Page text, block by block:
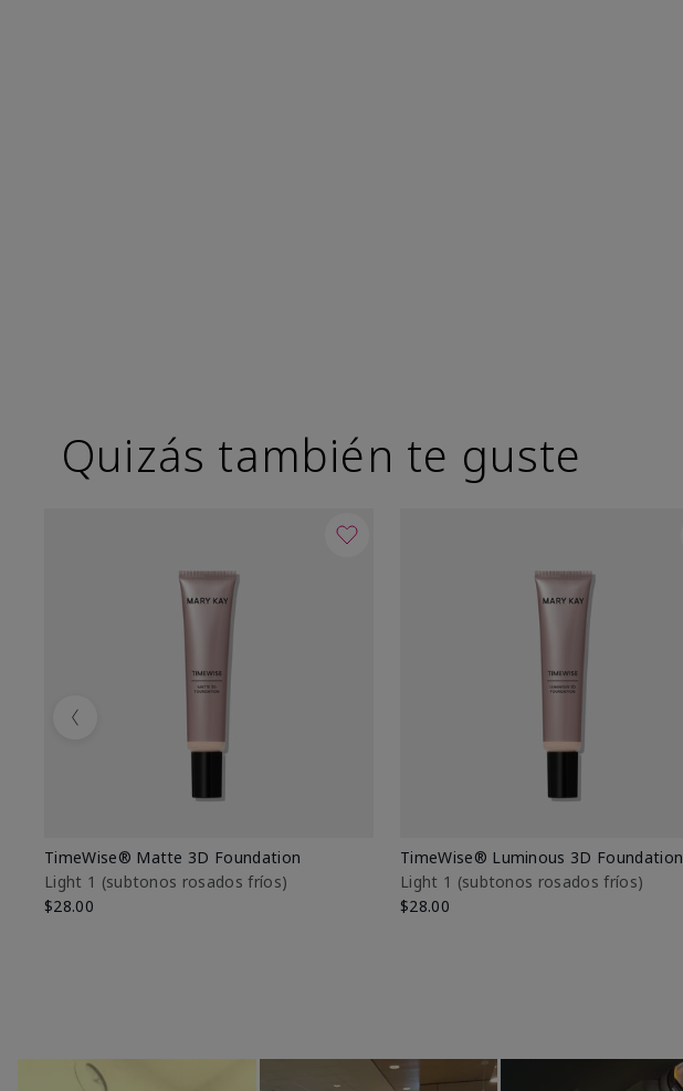
Quizás también te guste
TimeWise® Matte 3D Foundation
Light 1​ (subtonos rosados fríos)
$28.00
TimeWise® Luminous 3D Foundation
Light 1​ (subtonos rosados fríos)
$28.00
Previous